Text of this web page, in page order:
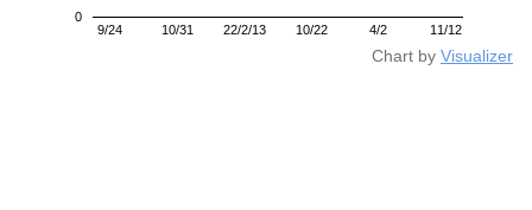
9/24 10/31 22/2/13 10/22 4/2 11/12
0
Chart by Visualizer